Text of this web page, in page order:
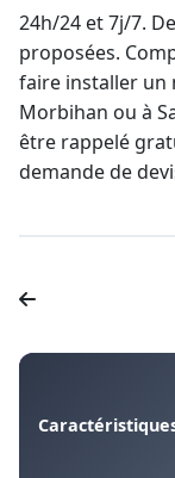
24h/24 et 7j/7.
proposées.
faire installer un
Morbihan ou à
être rappelé
demande de